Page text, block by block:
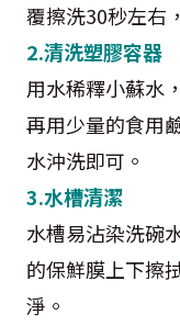
覆擦洗30秒左右
2.清洗塑膠容器
用水稀釋小蘇水
再用少量的食用
水沖洗即可。
3.水槽清潔
水槽易沾染洗碗
的保鮮膜上下擦
淨。